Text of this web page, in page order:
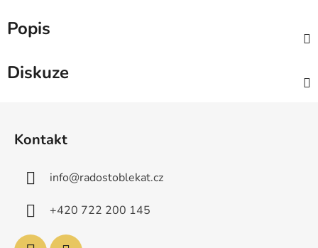
Popis
Diskuze
Kontakt
info@radostoblekat.cz
+420 722 200 145